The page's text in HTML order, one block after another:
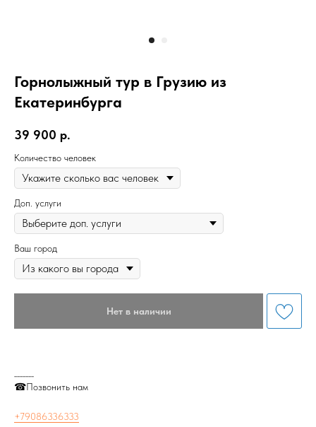
Горнолыжный тур в Грузию из
Екатеринбурга
39 900 р.
Количество человек
Доп. услуги
Ваш город
Нет в наличии
☎Позвонить нам
+79086336333